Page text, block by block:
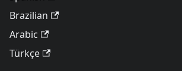
Brazilian
Arabic
Türkçe